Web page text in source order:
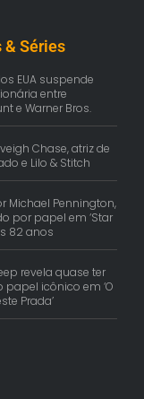
& Séries
EUA suspende
entre
e Warner Bros.
Chase, atriz de
e Lilo & Stitch
Michael Pennington,
por papel em ‘Star
82 anos
revela quase ter
papel icônico em ‘O
Prada’